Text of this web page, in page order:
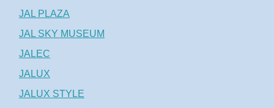
JAL PLAZA
JAL SKY MUSEUM
JALEC
JALUX
JALUX STYLE